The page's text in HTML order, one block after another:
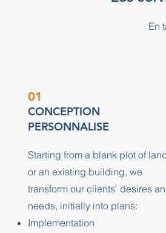
En
01
CONCEPTION
PERSONNALISE
Starting from a blank plot of
or an existing building, we
transform our clients' desires
needs, initially into plans:
Implementation